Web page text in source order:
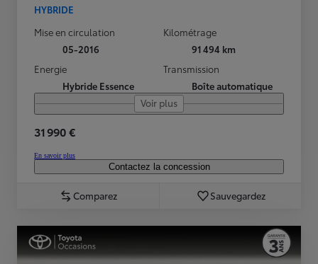
HYBRIDE
Mise en circulation
05-2016
Kilométrage
91 494 km
Energie
Hybride Essence
Transmission
Boîte automatique
Voir plus
31 990 €
En savoir plus
Contactez la concession
Comparez Sauvegardez